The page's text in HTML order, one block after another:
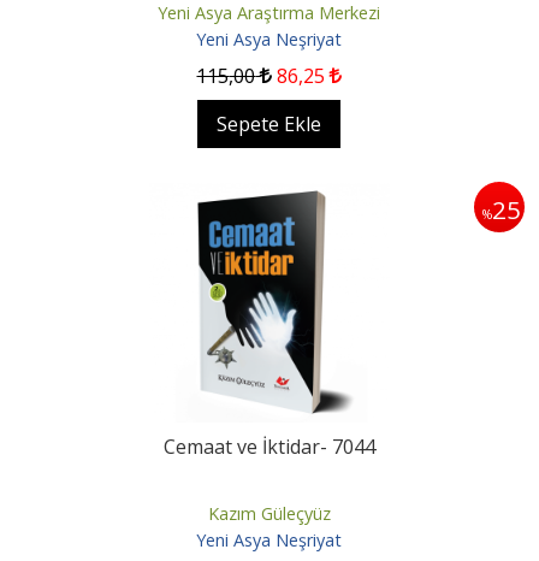
Yeni Asya Araştırma Merkezi
Yeni Asya Neşriyat
115,00 86,25
Sepete Ekle
%25
Cemaat ve İktidar- 7044
Kazım Güleçyüz
Yeni Asya Neşriyat